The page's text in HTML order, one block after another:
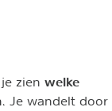
zien welke
Je wandelt door